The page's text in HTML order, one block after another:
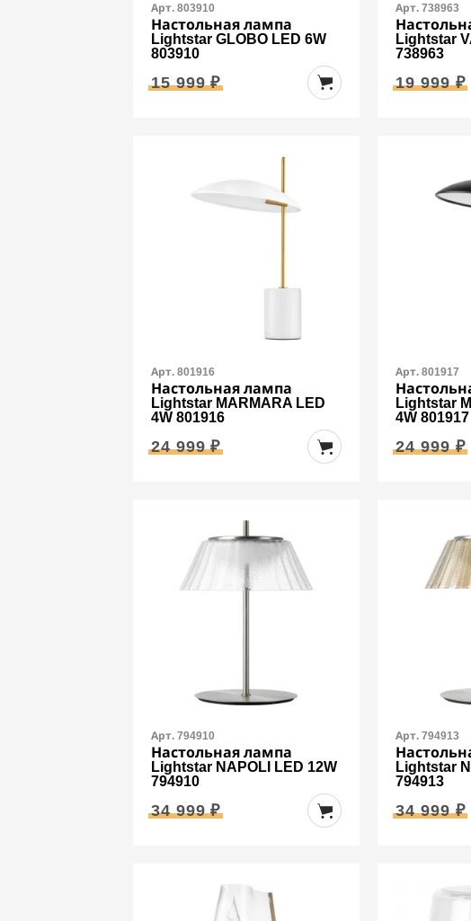
Арт. 803910
Настольная лампа
Lightstar GLOBO LED 6W
803910
15 999 ₽
Арт. 738963
Lightstar
738963
19 999 ₽
Арт. 801916
Настольная лампа
Lightstar MARMARA LED
4W 801916
24 999 ₽
Арт. 801917
Lightstar
4W 801917
24 999 ₽
Арт. 794910
Настольная лампа
Lightstar NAPOLI LED 12W
794910
34 999 ₽
Арт. 794913
Lightstar
794913
34 999 ₽